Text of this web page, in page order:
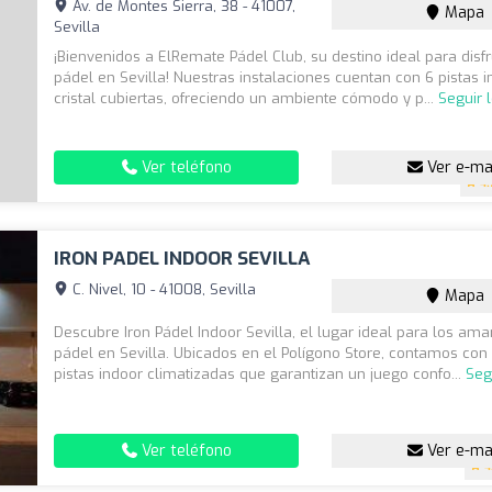
Av. de Montes Sierra, 38 - 41007,
Sevilla
Mapa
¡Bienvenidos a ElRemate Pádel Club, su destino ideal para
pádel en Sevilla! Nuestras instalaciones cuentan con 6 pistas
cristal cubiertas, ofreciendo un ambiente cómodo y p... Seguir
Ver teléfono Ver e-
IRON PADEL INDOOR SEVILLA
C. Nivel, 10 - 41008, Sevilla Mapa
Descubre Iron Pádel Indoor Sevilla, el lugar ideal para los
pádel en Sevilla. Ubicados en el Polígono Store, contamos
pistas indoor climatizadas que garantizan un juego confo...
Ver teléfono Ver e-